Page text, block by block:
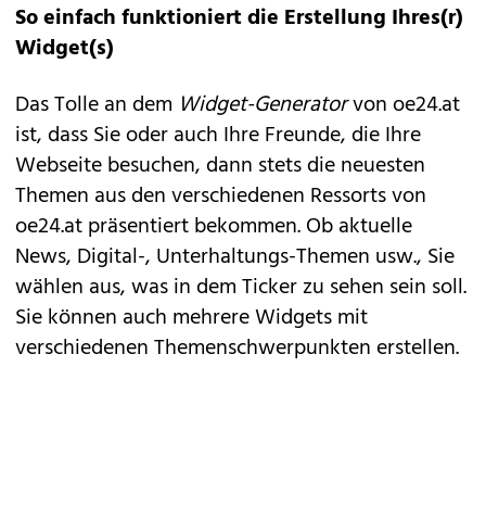
So einfach funktioniert die Erstellung Ihres(r)
Widget(s)
Das Tolle an dem Widget-Generatorvon oe24.at
ist, dass Sie oder auch Ihre Freunde, die Ihre
Webseite besuchen, dann stets die neuesten
Themen aus den verschiedenen Ressorts von
oe24.at präsentiert bekommen. Ob aktuelle
News, Digital-, Unterhaltungs-Themen usw., Sie
wählen aus, was in dem Ticker zu sehen sein soll.
Sie können auch mehrere Widgets mit
verschiedenen Themenschwerpunkten erstellen.